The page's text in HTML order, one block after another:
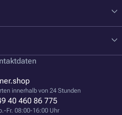
innerhalb von 24 Stunden
40 460 86 775
Fr. 08:00-16:00 Uhr